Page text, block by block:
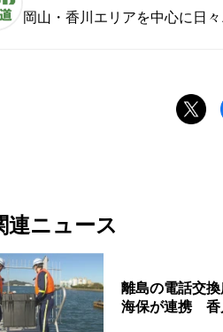
岡山・香川エリアを中心に日
連ニュース
離島の電話交
海保が連携 香